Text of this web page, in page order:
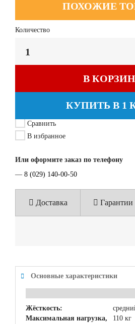
ПОХОЖИЕ
Количество
В
КУПИТЬ В 1
Сравнить
В избранное
Или оформите заказ по телефону
— 8 (029) 140-00-50
Доставка Гарантии
Основные характеристики
Жёсткость:
Максимальная нагрузка,
110 кг